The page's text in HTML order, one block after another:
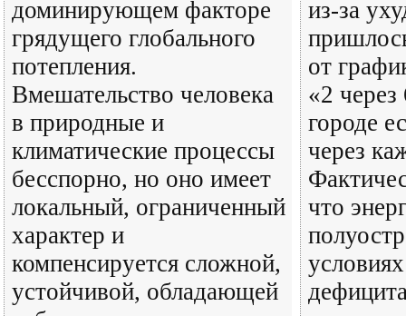
доминирующем факторе
грядущего глобального
потепления.
Вмешательство человека
в природные и
климатические процессы
бесспорно, но оно имеет
локальный, ограниченный
характер и
компенсируется сложной,
устойчивой, обладающей
из-за
от
«2 через
городе
через
что